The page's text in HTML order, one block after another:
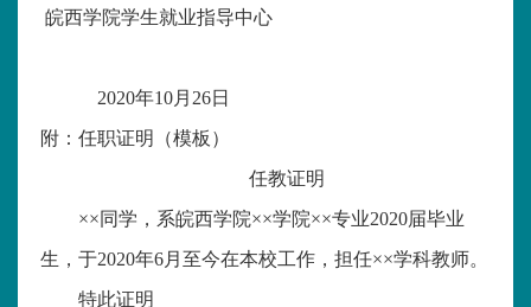
皖西学院学生就业指导中心
2020年10月26日
附：任职证明
（模板）
任教证明
××同学，系皖西学院××学院××专业2020届毕业
生，于2020年6月至今在本校工作，担任××学科教师。
特此证明